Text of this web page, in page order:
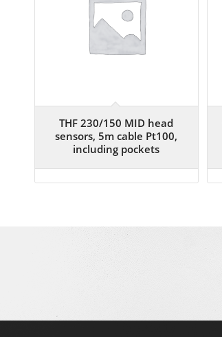
THF 230/150 MID head
sensors, 5m cable Pt100,
including pockets